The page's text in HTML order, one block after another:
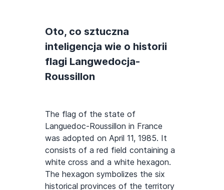
Oto, co sztuczna
inteligencja wie o historii
flagi Langwedocja-
Roussillon
The flag of the state of
Languedoc-Roussillon in France
was adopted on April 11, 1985. It
consists of a red field containing a
white cross and a white hexagon.
The hexagon symbolizes the six
historical provinces of the territory